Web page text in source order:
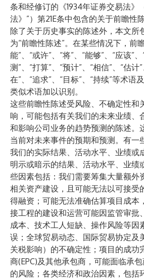
条和经修订的《1934年证券交易法》
法》”）第21E条中包含的关于前瞻性
除了关于历史事实的陈述外，本文所
为“前瞻性陈述”。在某些情况下，前
能”、“或许”、“将”、“能够”、“应该”
测”、“打算”、“预计”、“相信”、“估计
在”、“追求”、“目标”、“持续”等术语
类似术语加以识别。
这些前瞻性陈述受风险、不确定性和
响，可能包括有关我们的未来业绩、
和影响公司业务的趋势预测的陈述。
当前对未来事件的预期和预测。有一
我们的实际结果、活动水平、业绩或
明示或暗示的结果、活动水平、业绩
些因素包括：我们需要筹集大量额外
相关资产建设，且可能无法以可接受
得融资；可能无法准确估算项目成本
接工程的建设和运营可能因监管审批
成本、技术工人短缺、操作风险等因
误；全球贸易动态、国际贸易协定及
关税影响）的不确定性；项目的成功
商(EPC)及其他承包商，可能面临承
的风险；各类经济和政治因素，包括